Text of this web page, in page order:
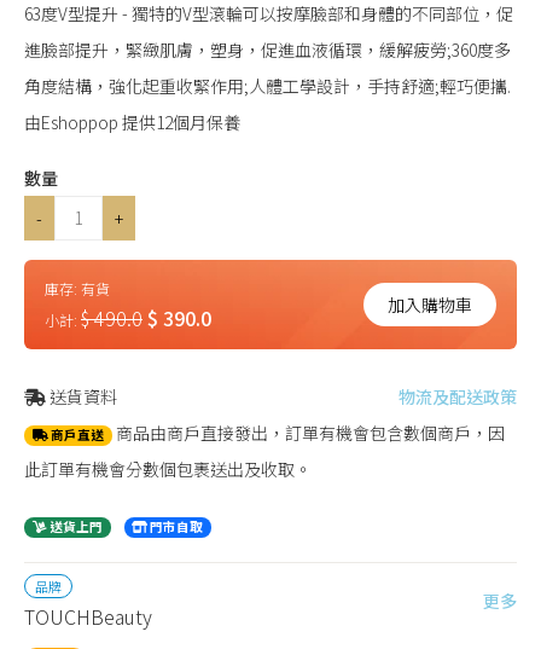
63度V型提升 - 獨特的V型滾輪可以按摩臉部和身體的不同部位，促
進臉部提升，緊緻肌膚，塑身，促進血液循環，緩解疲勞;360度多
角度結構，強化起重收緊作用;人體工學設計，手持舒適;輕巧便攜.
由Eshoppop 提供12個月保養
數量
-
+
庫存: 有貨
小計: $ 490.0$ 390.0 加入購物車
送貨資料 物流及配送政策
商戶直送 商品由商戶直接發出，訂單有機會包含數個商戶，因
此訂單有機會分數個包裹送出及收取。
送貨上門 門市自取
品牌
TOUCHBeauty
更多